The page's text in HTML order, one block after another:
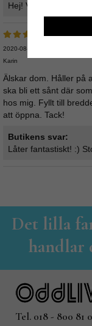
Hej! Vad roligt att
2020-08-06
Karin
Älskar dom. Håller på
ska bli ett sånt där
hos mig. Fyllt till
att öppna. Tack!
Butikens svar:
Låter fantastiskt! :)
Det lilla
handlar
Tel. 018 - 800 81